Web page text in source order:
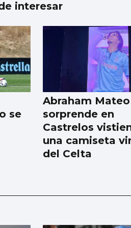
interesar
se
Abraham Mateo
sorprende en
Castrelos
una camiseta
del Celta